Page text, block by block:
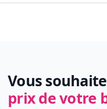
Vous
prix de votre